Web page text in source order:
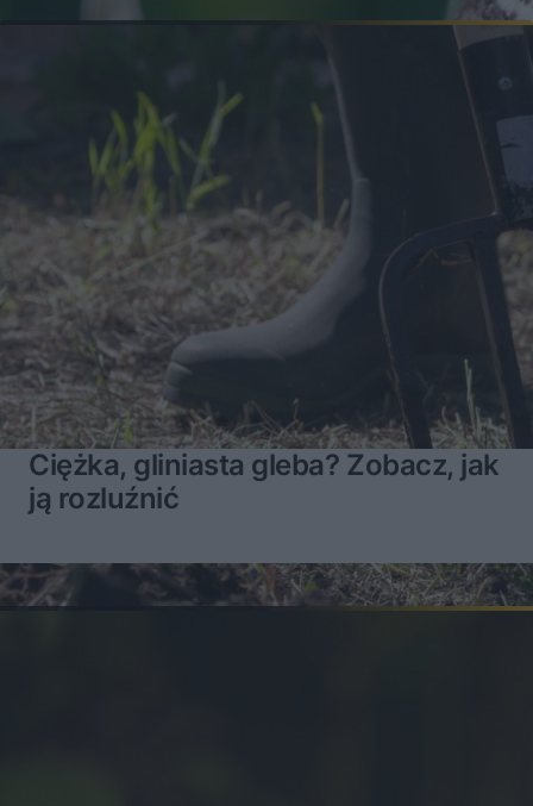
Ciężka, gliniasta gleba? Zobacz, jak
ją rozluźnić